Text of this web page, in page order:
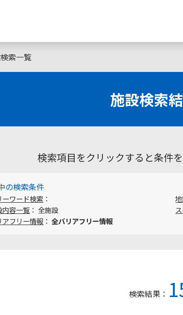
索一覧
施設検索
検索項目をクリックすると条件
の検索条件
ーワード検索 ：
内容一覧 ： 全施設
アフリー情報 ：全バリアフリー情報
検索結果：